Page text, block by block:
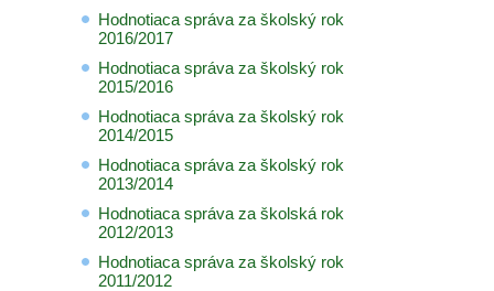
Hodnotiaca správa za školský rok
2016/2017
Hodnotiaca správa za školský rok
2015/2016
Hodnotiaca správa za školský rok
2014/2015
Hodnotiaca správa za školský rok
2013/2014
Hodnotiaca správa za školská rok
2012/2013
Hodnotiaca správa za školský rok
2011/2012